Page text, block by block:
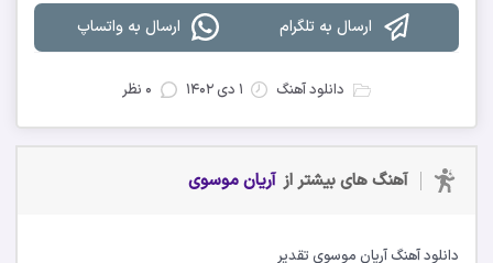
ارسال به تلگرام ارسال به واتساپ
دانلود آهنگ ۱ دی ۱۴۰۲ ۰ نظر
آهنگ های بیشتر از آریان موسوی
دانلود آهنگ آریان موسوی تقدیر